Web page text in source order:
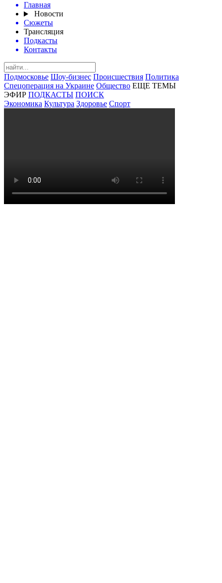
Главная
Новости
Сюжеты
Трансляция
Подкасты
Контакты
Подмосковье Шоу-бизнес Происшествия Политика
Спецоперация на Украине Общество ЕЩЕ ТЕМЫ
ЭФИР ПОДКАСТЫ ПОИСК
Экономика Культура Здоровье Спорт